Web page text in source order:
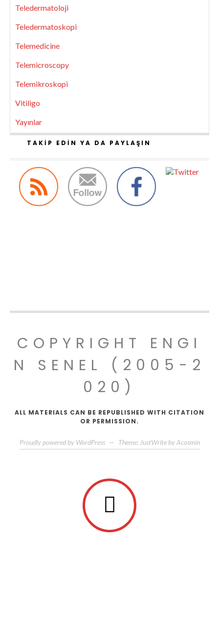
Teledermatoloji
Teledermatoskopi
Telemedicine
Telemicroscopy
Telemikroskopi
Vitiligo
Yayınlar
TAKIP EDIN YA DA PAYLAŞIN
COPYRIGHT ENGI
N SENEL (2005-2
020)
ALL MATERIALS CAN BE REPUBLISHED WITH CITATION
OR PERMISSION.
Proudly powered by WordPress — Theme: JustWrite by Acosmin